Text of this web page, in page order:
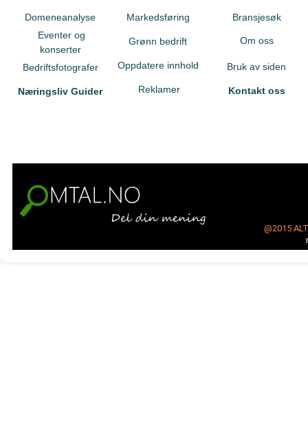
Domeneanalyse
Eventer og
konserter
Bedriftsfotografer
Næringsliv Guider
Markedsføring
Grønn bedrift
Oppdatere innhold
Reklamer
Bransjesøk
Om oss
Bruk av siden
Kontakt oss
@2015